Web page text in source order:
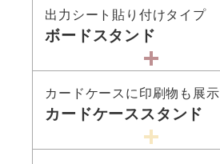
出力シート貼り付けタイプ
ボードスタンド
カードケースに印刷物も展示
カードケーススタンド